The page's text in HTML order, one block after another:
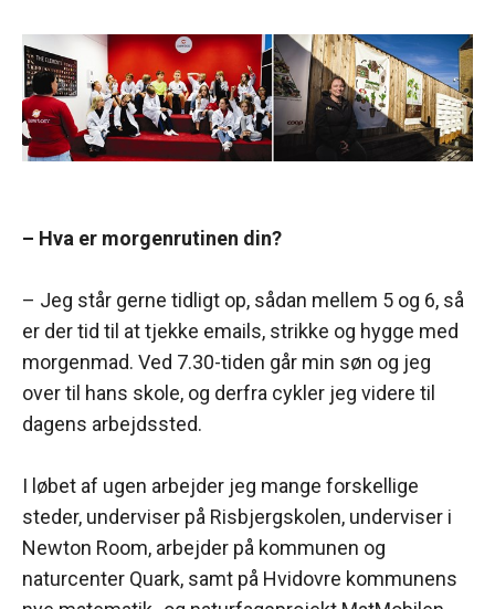
– Hva er morgenrutinen din?
– Jeg står gerne tidligt op, sådan mellem 5 og 6, så
er der tid til at tjekke emails, strikke og hygge med
morgenmad. Ved 7.30-tiden går min søn og jeg
over til hans skole, og derfra cykler jeg videre til
dagens arbejdssted.
I løbet af ugen arbejder jeg mange forskellige
steder, underviser på Risbjergskolen, underviser i
Newton Room, arbejder på kommunen og
naturcenter Quark, samt på Hvidovre kommunens